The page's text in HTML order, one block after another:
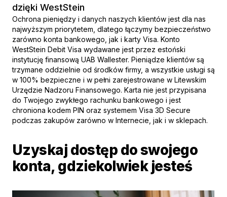
dzięki WestStein
Ochrona pieniędzy i danych naszych klientów jest dla nas
najwyższym priorytetem, dlatego łączymy bezpieczeństwo
zarówno konta bankowego, jak i karty Visa. Konto
WestStein Debit Visa wydawane jest przez estoński
instytucję finansową UAB Wallester. Pieniądze klientów są
trzymane oddzielnie od środków firmy, a wszystkie usługi są
w 100% bezpieczne i w pełni zarejestrowane w Litewskim
Urzędzie Nadzoru Finansowego. Karta nie jest przypisana
do Twojego zwykłego rachunku bankowego i jest
chroniona kodem PIN oraz systemem Visa 3D Secure
podczas zakupów zarówno w Internecie, jak i w sklepach.
Uzyskaj dostęp do swojego
konta, gdziekolwiek jesteś